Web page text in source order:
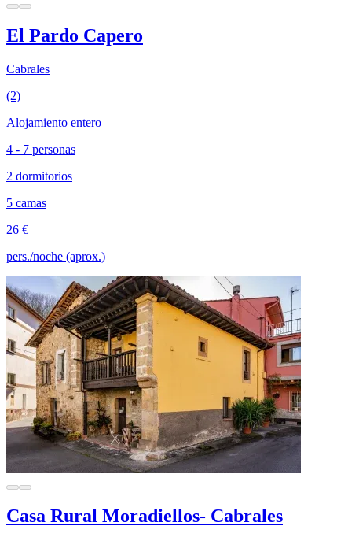
El Pardo Capero
Cabrales
(2)
Alojamiento entero
4 - 7 personas
2 dormitorios
5 camas
26 €
pers./noche (aprox.)
Casa Rural Moradiellos- Cabrales